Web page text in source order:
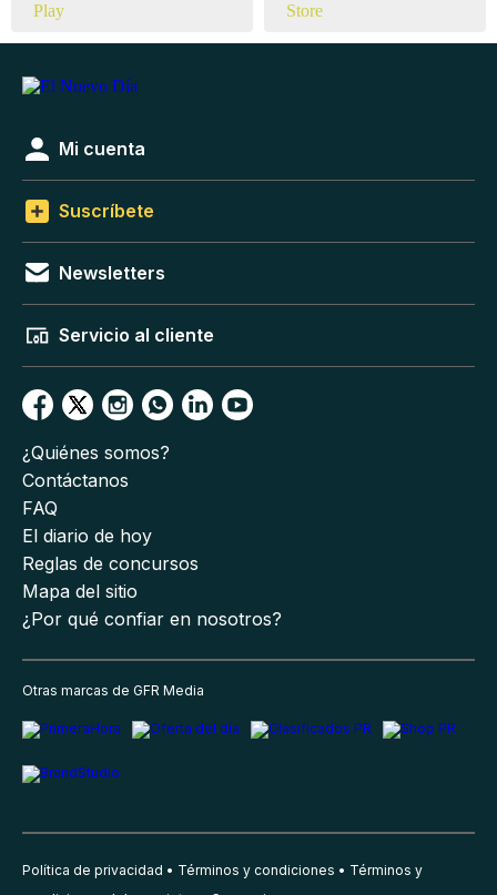
Mi cuenta
Suscríbete
Newsletters
Servicio al cliente
¿Quiénes somos?
Contáctanos
FAQ
El diario de hoy
Reglas de concursos
Mapa del sitio
¿Por qué confiar en nosotros?
Otras marcas de GFR Media
Política de privacidad Términos y condiciones
Términos y